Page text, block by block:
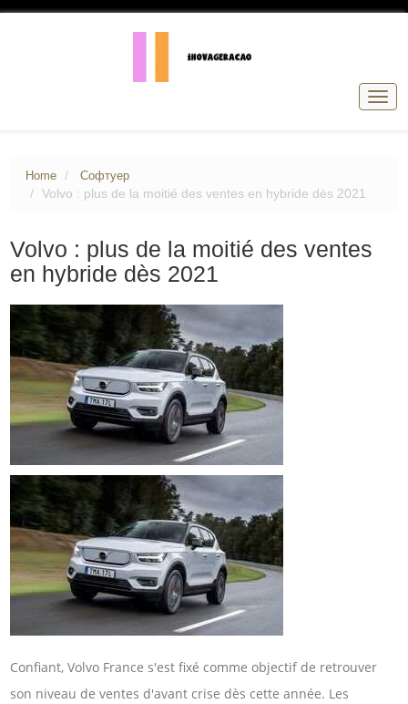
Home Софтуер
Volvo : plus de la moitié des ventes en hybride dès 2021
Volvo : plus de la moitié des ventes
en hybride dès 2021
Confiant, Volvo France s'est fixé comme objectif de retrouver
son niveau de ventes d'avant crise dès cette année. Les